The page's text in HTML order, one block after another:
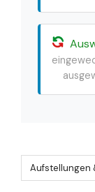
Aufstellungen